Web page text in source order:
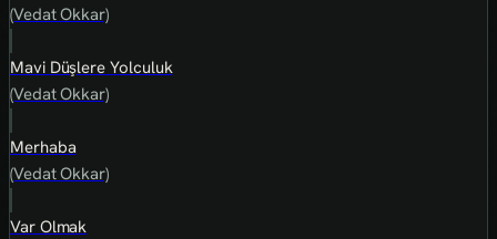
(Vedat Okkar)
Mavi Düşlere Yolculuk
(Vedat Okkar)
Merhaba
(Vedat Okkar)
Var Olmak